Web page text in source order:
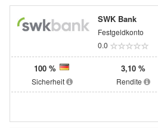
SWK Bank
Festgeldkonto
0.0
100 %
Sicherheit
3,10 %
Rendite